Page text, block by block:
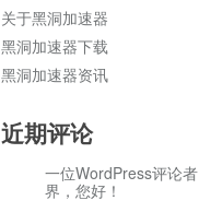
关于黑洞加速器
黑洞加速器下载
黑洞加速器资讯
近期评论
一位WordPress评论者
界，您好！